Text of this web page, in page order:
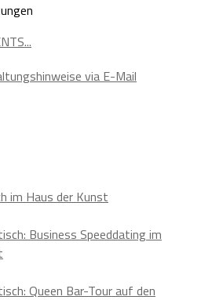
via E-Mail
im Haus der Kunst
Business Speeddating im
Queen Bar-Tour auf den